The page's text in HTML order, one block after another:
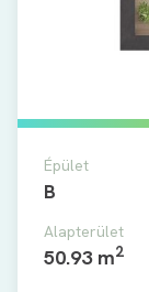
Épület
B
Alapterület
50.93 m2